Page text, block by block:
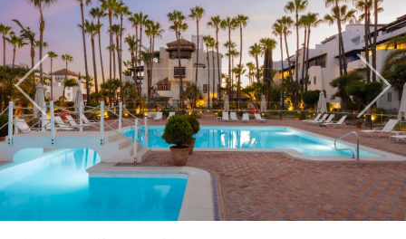
Previous Next